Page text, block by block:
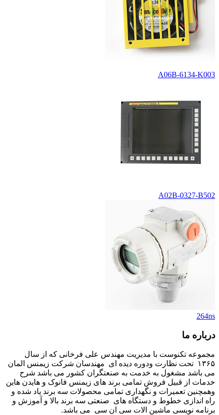
A06B-6134-K003
A02B-0327-B502
264ns
درباره ما
مجموعه تکنوست با مدیریت مهندس علی فرخانی که از سال
۱۳۶۵ تحت نظارت ودوره دیده ای مهندسان شرکت زیمنس المان
می باشد مشغول به خدمت به صنعتگران کشور می باشد شرح
خدمات از قبیل فروش تمامی برند های زیمنس فانوک و هایدن هاین
وهمچنین تعمیرات و نگهداری تمامی محصولات سه برند یاد شده و
راه اندازی خطوط و دستگاه های صنعتی سه برند بالا و آموزش و
برنامه نویسی ماشین الات سی ان سی می باشد.